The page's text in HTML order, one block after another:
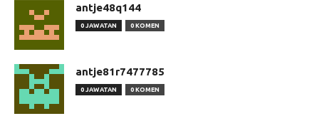
antje48q144
0 JAWATAN 0 KOMEN
antje81r7477785
0 JAWATAN 0 KOMEN